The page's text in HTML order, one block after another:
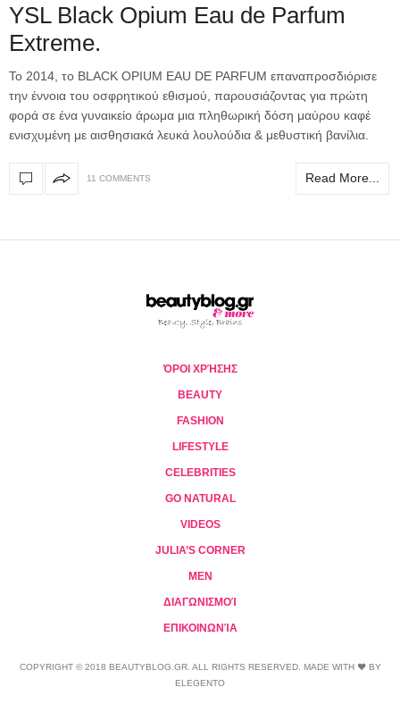
YSL Black Opium Eau de Parfum
Extreme.
Το 2014, το BLACK OPIUM EAU DE PARFUM επαναπροσδιόρισε
την έννοια του οσφρητικού εθισμού, παρουσιάζοντας για πρώτη
φορά σε ένα γυναικείο άρωμα μια πληθωρική δόση μαύρου καφέ
ενισχυμένη με αισθησιακά λευκά λουλούδια & μεθυστική βανίλια.
11 COMMENTS Read More...
ΌΡΟΙ ΧΡΉΣΗΣ
BEAUTY
FASHION
LIFESTYLE
CELEBRITIES
GO NATURAL
VIDEOS
JULIA’S CORNER
MEN
ΔΙΑΓΩΝΙΣΜΟΊ
ΕΠΙΚΟΙΝΩΝΊΑ
COPYRIGHT © 2018 BEAUTYBLOG.GR. ALL RIGHTS RESERVED. MADE WITH ❤ BY
ELEGENTO